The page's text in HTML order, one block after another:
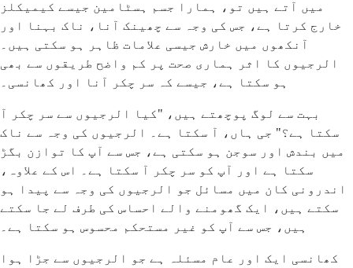
میں آتے ہیں تو، ہمارا جسم ہسٹامین جیسے کیمیکلز
خارج کرتا ہے، جس کی وجہ سے چھینک آنا، ناک بہنا اور
آنکھوں میں خارش جیسی علامات ظاہر ہو سکتی ہیں۔
الرجیوں کا اثر ہماری صحت پر کم واضح طریقوں سے بھی
ہو سکتا ہے، جیسے کہ سر چکر آنا اور کھانسی۔
بہت سے لوگ پوچھتے ہیں، "کیا الرجیوں سے سر چکر آ
سکتا ہے؟" جی ہاں، آ سکتا ہے۔ الرجیوں کی وجہ سے ناک
میں بندش اور سوجن ہو سکتی ہے، جس سے آپ کا توازن بگڑ
سکتا ہے اور آپ کو سر چکر آ سکتا ہے۔ اس کے علاوہ،
اندرونی کان میں مسائل جو الرجیوں کی وجہ سے پیدا ہو
سکتے ہیں، ایک گھومنے والے احساس کی طرف لے جا سکتے
ہیں، جس سے آپ کو غیر مستحکم محسوس ہو سکتا ہے۔
کھانسی ایک اور عام مسئلہ ہے جو الرجیوں سے جڑا ہوا